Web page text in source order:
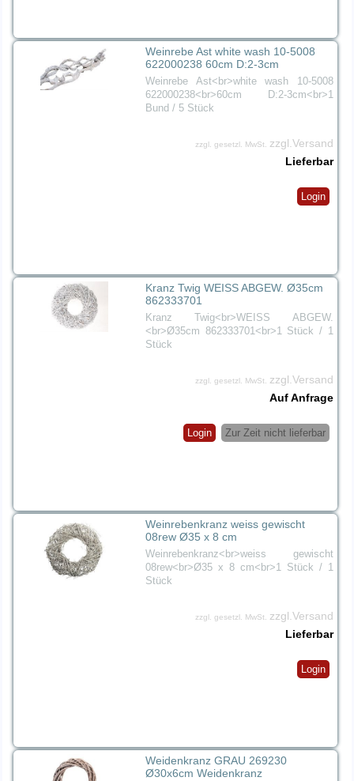
Weinrebe Ast white wash 10-5008
622000238 60cm D:2-3cm
Weinrebe Ast<br>white wash 10-5008
622000238<br>60cm D:2-3cm<br>1
Bund / 5 Stück
zzgl. gesetzl. MwSt.
zzgl.Versand
Lieferbar
Login
Kranz Twig WEISS ABGEW. Ø35cm
862333701
Kranz Twig<br>WEISS ABGEW.
<br>Ø35cm 862333701<br>1 Stück / 1
Stück
zzgl. gesetzl. MwSt.
zzgl.Versand
Auf Anfrage
Zur Zeit nicht lieferbar
Login
Weinrebenkranz weiss gewischt
08rew Ø35 x 8 cm
Weinrebenkranz<br>weiss gewischt
08rew<br>Ø35 x 8 cm<br>1 Stück / 1
Stück
zzgl. gesetzl. MwSt.
zzgl.Versand
Lieferbar
Login
Weidenkranz GRAU 269230
Ø30x6cm Weidenkranz